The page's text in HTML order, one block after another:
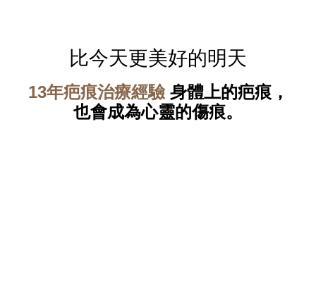
比今天更美好的明天
13年疤痕治療經驗身體上的疤痕，
也會成為心靈的傷痕。